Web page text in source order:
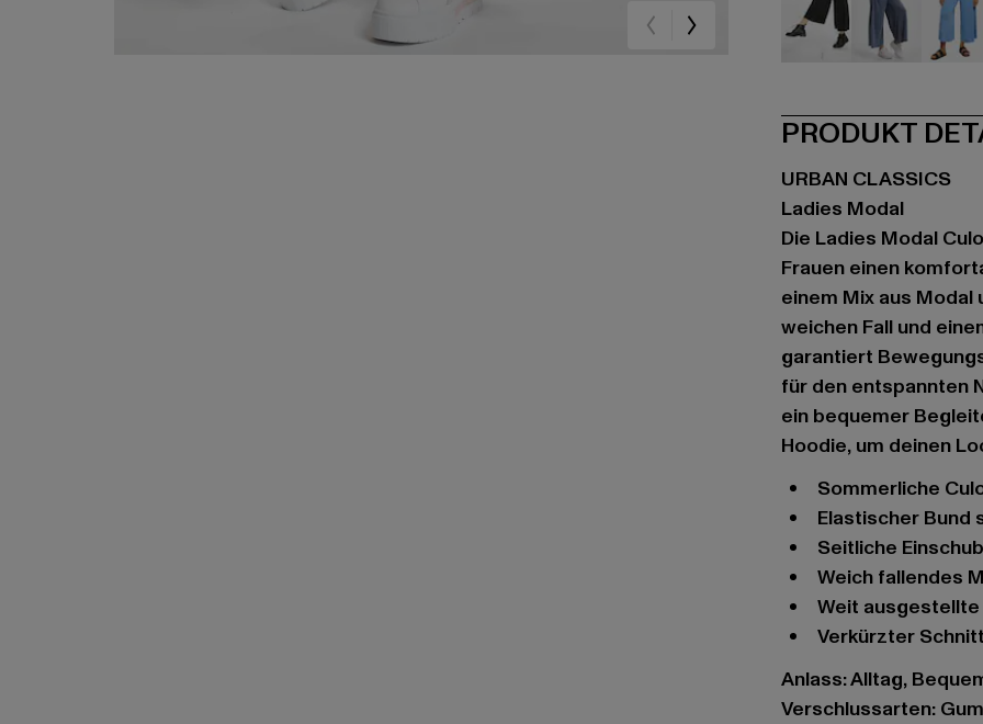
PRODUKT
URBAN CLASSICS
Ladies Modal
Die Ladies Modal
Frauen einen
einem Mix aus
weichen Fall und
garantiert
für den entspannten
ein bequemer
Hoodie, um deinen
Sommerliche
Elastischer
Seitliche
Weich
Weit
Verkürzter Schnitt
Anlass: Alltag,
Verschlussarten: